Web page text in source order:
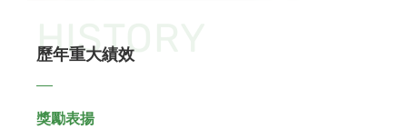
HISTORY
歷年重大績效
獎勵表揚